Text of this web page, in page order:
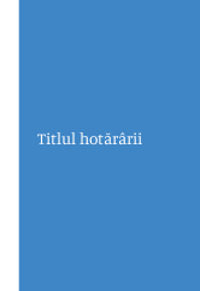
Titlul hotărârii